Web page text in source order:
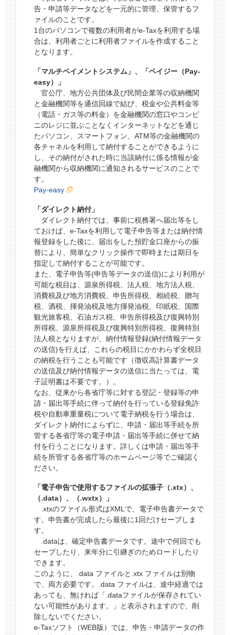
告・申請等データなどを一元的に管理、保管するフ
ァイルのことです。
1台のパソコンで複数の利用者がe-Taxを利用する場
合は、利用者ごとに利用者ファイルを作成すること
となります。
「マルチペイメントシステム」、「ペイジー（Pay-
easy）」
官公庁、地方公共団体及び民間企業等の収納機関
と金融機関等を通信回線で結び、税金や公共料金等
（電話・ガス等の料金）を金融機関の窓口やコンビ
ニのレジに並ぶことなくインターネットなどを通じ
たパソコン、スマートフォン、ATM等の金融機関の
各チャネルを利用して納付することができるように
し、その納付がされた時に当該納付に係る情報が金
融機関から収納機関に通知されるサービスのことで
す。
Pay-easy
「ダイレクト納付」
ダイレクト納付では、事前に税務署へ届出等をし
ておけば、e-Taxを利用して電子申告等または納付情
報登録をした後に、届出をした預貯金口座からの振
替により、簡単なクリック操作で即時または期日を
指定して納付することが可能です。
また、電子申告等(申告等データの送信)により利用が
可能な税目は、源泉所得税、法人税、地方法人税、
消費税及び地方消費税、申告所得税、相続税、贈与
税、酒税、揮発油税及地方揮発油税、印紙税、国際
観光旅客税、石油ガス税、申告所得税及び復興特別
所得税、源泉所得税及び復興特別所得税、復興特別
法人税となりますが、納付情報登録(納付情報データ
の送信)を行えば、これらの税目にかかわらず全税目
の納税を行うことも可能です（徴収高計算書データ
の送信及び納付情報データの送信に当たっては、電
子証明書は不要です。）。
なお、従来から各省庁等に対する登記・登録等の申
請・届出等手続に伴って納付を行っている登録免許
税や自動車重量税について電子納税を行う場合は、
ダイレクト納付によらずに、申請・届出等手続を所
管する各省庁等の電子申請・届出等手続に併せて納
付を行うことになります。詳しくは申請・届出等手
続を所管する各省庁等のホームページ等でご確認く
ださい。
「電子申告で使用するファイルの拡張子（.xtx）、
（.data）、（.wxtx）」
.xtxのファイル形式はXMLで、電子申告書データで
す。申告書が完成したら最後に1回だけセーブしま
す。
.dataは、確定申告書データです。途中で何回でも
セーブしたり、来年分に引継ぎのためロードしたり
できます。
このように、.data ファイルと.xtx ファイルは別物
で、両方必要です。.data ファイルは、途中経過では
あっても、無ければ「.dataファイルが保存されてい
ない可能性があります。」と表示されますので、削
除しないでください。
e-Taxソフト（WEB版）では、申告・申請データの作